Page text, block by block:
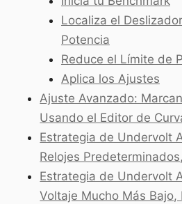
Localiza el
Potencia
Reduce el Límite de
Aplica los Ajustes
Ajuste Avanzado:
Usando el Editor de
Estrategia de Undervolt
Relojes
Estrategia de Undervolt
Voltaje Mucho Más Bajo,